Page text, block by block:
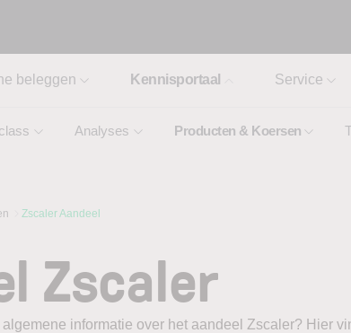
beleggen Kennisportaal
Analyses Producten & Koersen
Service
Zscaler Aandeel
Zscaler
informatie over het aandeel Zscaler? Hier